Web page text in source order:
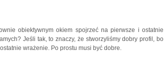
obiektywnym okiem spojrzeć na pierwsze i ostatnie
Jeśli tak, to znaczy, że stworzyliśmy dobry profil, bo
wrażenie. Po prostu musi być dobre.